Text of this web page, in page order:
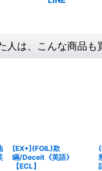
人は、こんな商品も
[EX+](FOIL)欺
瞞/Deceit《英語》
【ECL】